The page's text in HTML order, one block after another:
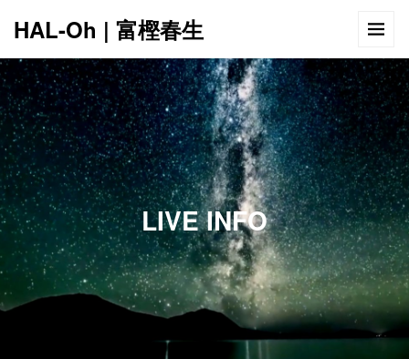
HAL-Oh | 富樫春生
LIVE INFO
12:00 AM
1:00 AM
2:00 AM